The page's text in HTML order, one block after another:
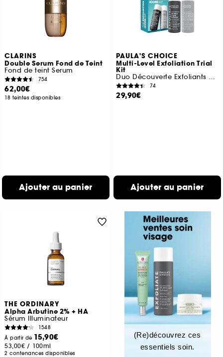
CLARINS
Double Serum Fond de Teint
Fond de teint Serum
754
62,00€
18 teintes disponibles
Ajouter au panier
PAULA'S CHOICE
Multi-Level Exfoliation Trial
Kit
Duo Découverte Exfoliants AHA + BHA
74
29,90€
Ajouter au panier
THE ORDINARY
Alpha Arbutine 2% + HA
Sérum Illuminateur
1548
À partir de 15,90€
53,00€ / 100ml
2 contenances disponibles
(Re)découvrez ces
essentiels soin.